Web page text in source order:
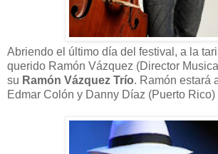
Abriendo el último día del festival, a la
querido Ramón Vázquez (Director
su Ramón Vázquez Trío. Ramón estará
Edmar Colón y Danny Díaz (Puerto Rico)